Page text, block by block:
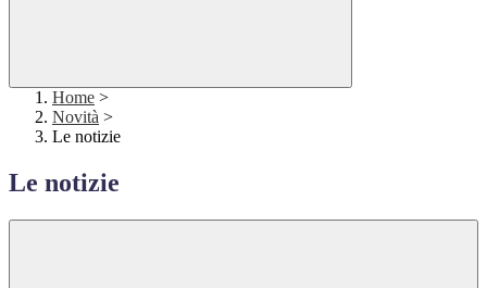
Home >
Novità >
Le notizie
Le notizie